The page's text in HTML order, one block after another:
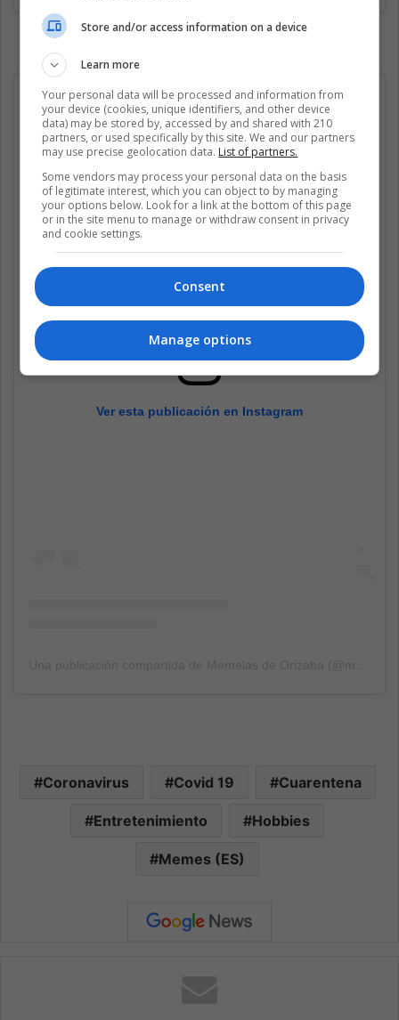
Ver esta publicación en Instagram
Coronavirus Covid 19 Cuarentena
Entretenimiento Hobbies
Memes (ES)
Store and/or access information on a device
Learn more
Your personal data will be processed and information from
your device (cookies, unique identifiers, and other device
data) may be stored by, accessed by and shared with 210
partners, or used specifically by this site. We and our partners
may use precise geolocation data. List of partners.
Some vendors may process your personal data on the basis
of legitimate interest, which you can object to by managing
your options below. Look for a link at the bottom of this page
or in the site menu to manage or withdraw consent in privacy
and cookie settings.
Consent
Manage options